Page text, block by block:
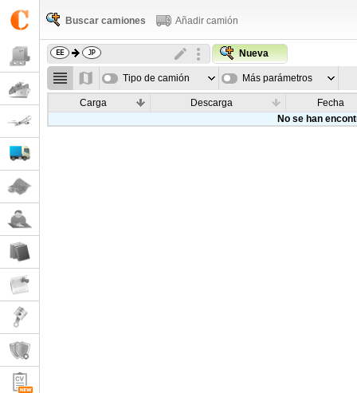
Buscar camiones Añadir camión
Nueva
Tipo de camión Más parámetros
Carga Descarga
Fecha
No se han